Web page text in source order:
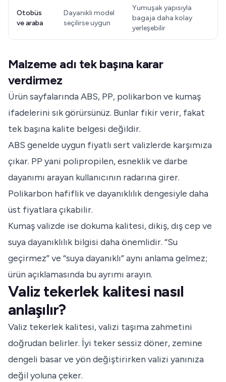
Otobüs
ve araba
Dayanıklı model
seçilirse uygun
Yumuşak yapısıyla
bagaja daha kolay
yerleşebilir
Malzeme adı tek başına karar
verdirmez
Ürün sayfalarında ABS, PP, polikarbon ve kumaş
ifadelerini sık görürsünüz. Bunlar fikir verir, fakat
tek başına kalite belgesi değildir.
ABS genelde uygun fiyatlı sert valizlerde karşımıza
çıkar. PP yani polipropilen, esneklik ve darbe
dayanımı arayan kullanıcının radarına girer.
Polikarbon hafiflik ve dayanıklılık dengesiyle daha
üst fiyatlara çıkabilir.
Kumaş valizde ise dokuma kalitesi, dikiş, dış cep ve
suya dayanıklılık bilgisi daha önemlidir. “Su
geçirmez” ve “suya dayanıklı” aynı anlama gelmez;
ürün açıklamasında bu ayrımı arayın.
Valiz tekerlek kalitesi nasıl
anlaşılır?
Valiz tekerlek kalitesi, valizi taşıma zahmetini
doğrudan belirler. İyi teker sessiz döner, zemine
dengeli basar ve yön değiştirirken valizi yanınıza
değil yoluna çeker.